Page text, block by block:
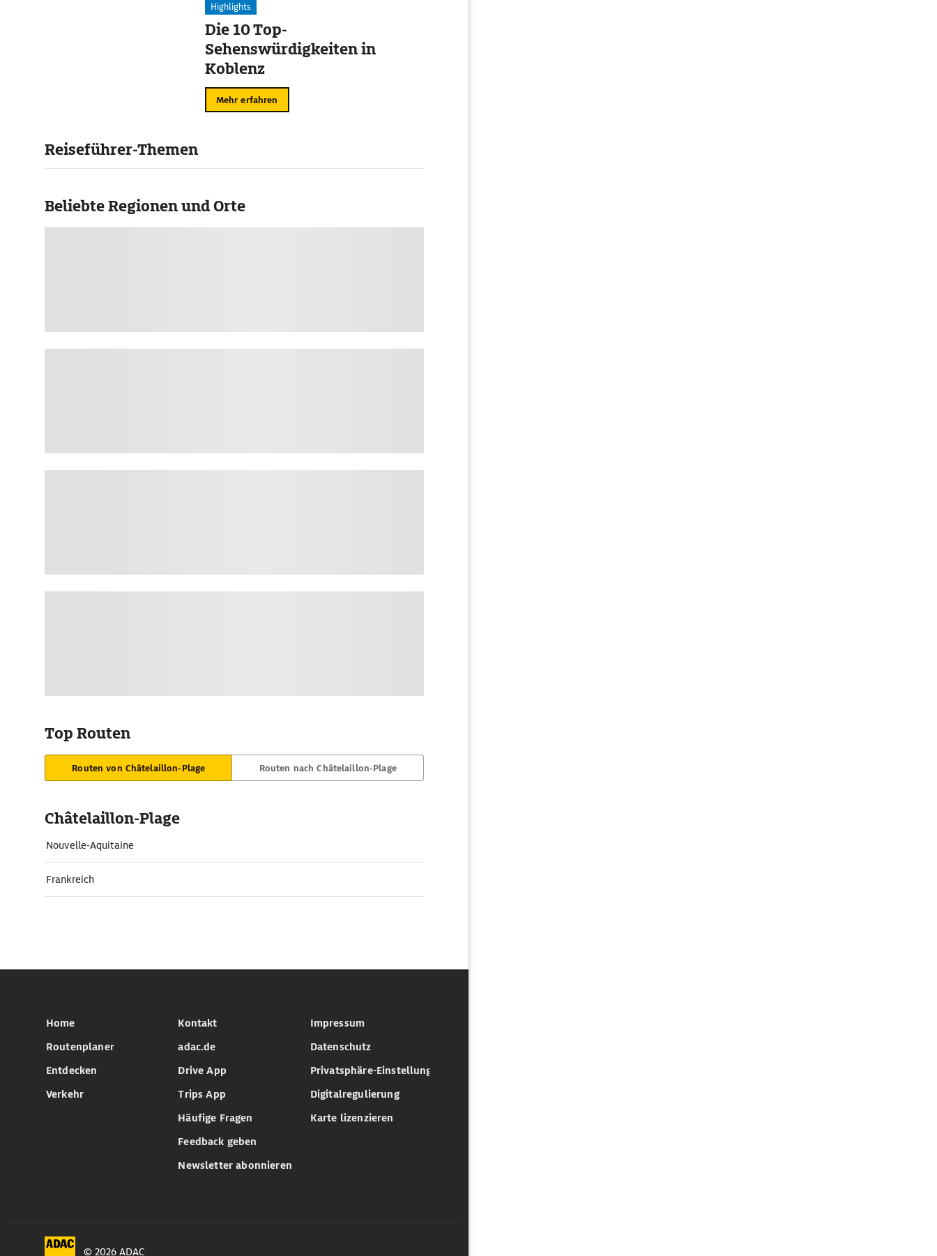
Highlights
Die 10 Top-
Sehenswürdigkeiten in
Koblenz
Mehr erfahren
Reiseführer-Themen
Beliebte Regionen und Orte
Top Routen
Routen von Châtelaillon-Plage Routen nach Châtelaillon-Plage
Châtelaillon-Plage
Nouvelle-Aquitaine
Frankreich
Home
Routenplaner
Entdecken
Verkehr
Kontakt
adac.de
Drive App
Trips App
Häufige Fragen
Feedback geben
Newsletter abonnieren
Impressum
Datenschutz
Privatsphäre-Einstellungen
Digitalregulierung
Karte lizenzieren
© 2026 ADAC